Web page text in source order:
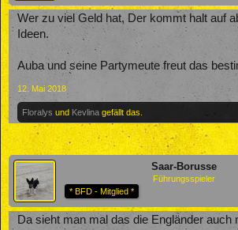
Wer zu viel Geld hat, Der kommt halt auf
Ideen.
Auba und seine Partymeute freut das
12. Mai 2018
Floralys und Kevlina gefällt das.
Saar-Borusse
Führungsspieler
* BFD - Mitglied *
Da sieht man mal das die Engländer auch